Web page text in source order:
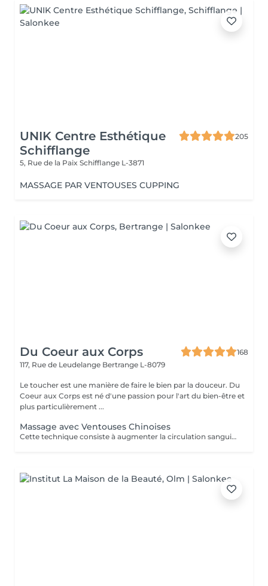
UNIK Centre Esthétique
Schifflange
205
5, Rue de la Paix Schifflange L-3871
MASSAGE PAR VENTOUSES CUPPING
Du Coeur aux Corps
168
117, Rue de Leudelange Bertrange L-8079
Le toucher est une manière de faire le bien par la douceur. Du
Coeur aux Corps est né d'une passion pour l'art du bien-être et
plus particulièrement ...
Massage avec Ventouses Chinoises
Cette technique consiste à augmenter la circulation sanguine. L'objectif est de créer un effet de succion qui favorisera la décongestion des tissus, l'évacuation des toxines et la mobilité des tissus. Prioritairement, cette pratique s'effectue sur le dos.